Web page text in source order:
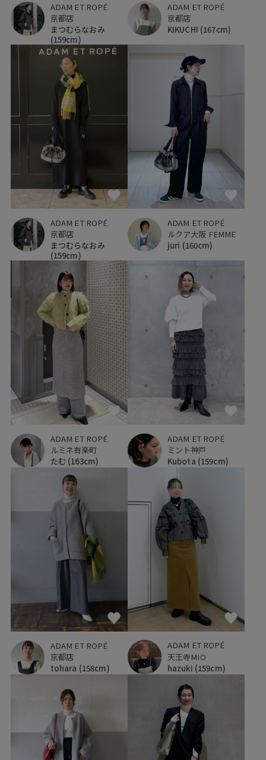
ADAM ET ROPÉ
京都店
まつむらなおみ
(159cm)
ADAM ET ROPÉ
京都店
KIKUCHI (167cm)
ADAM ET ROPÉ
京都店
まつむらなおみ
(159cm)
ADAM ET ROPÉ
ルクア大阪 FEMME
juri (160cm)
ADAM ET ROPÉ
ルミネ有楽町
たむ (163cm)
ADAM ET ROPÉ
ミント神戸
Kubota (159cm)
ADAM ET ROPÉ
京都店
tohara (158cm)
ADAM ET ROPÉ
天王寺MIO
hazuki (159cm)